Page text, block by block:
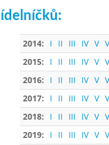
2014: I II III IV V
2015:
I II III IV V
2016:
I II III IV V
2017:
I II III IV V
2018:
I II III IV V
2019:
I II III IV V